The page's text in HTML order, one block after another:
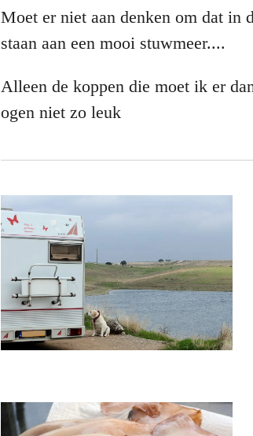
Moet er niet aan denken om dat in
staan aan een mooi stuwmeer....
Alleen de koppen die moet ik er
ogen niet zo leuk